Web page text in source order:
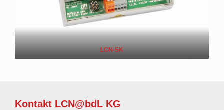
LCN-SK
Kontakt LCN@bdL KG